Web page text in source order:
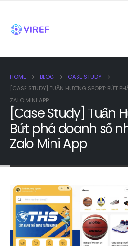
HOME BLOG
CASE STUDY
[CASE STUDY] TUẤN HƯƠNG SPORT: BỨT
ZALO MINI APP
[Case Study] Tuấn
Bứt phá doanh số
Zalo Mini App